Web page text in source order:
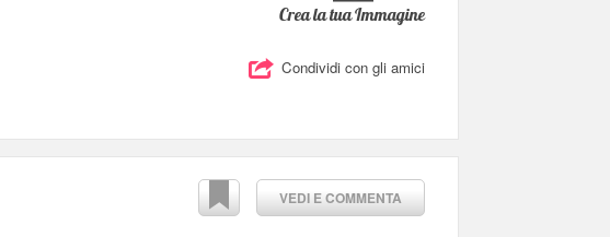
Crea la tua Immagine
Condividi con gli amici
VEDI E COMMENTA